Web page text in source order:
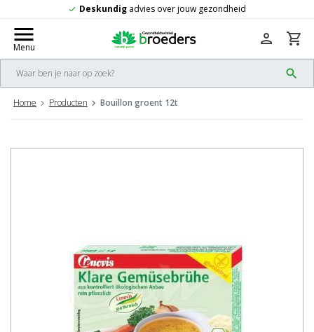
advies over jouw gezondheid
menu
Menu
search
person shopping_cart
Home Producten Bouillon groent 12t